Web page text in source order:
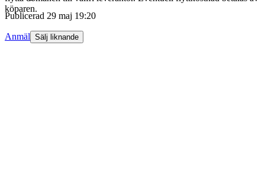
köparen.
Publicerad 29 maj 19:20
Anmäl Sälj liknande